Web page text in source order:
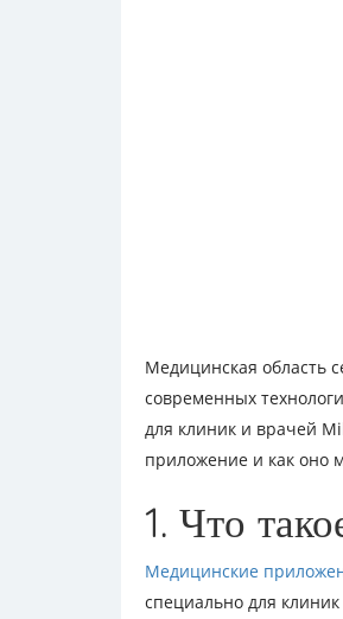
Медицинская область
современных
для клиник и врачей
приложение и как оно
1. Что
Медицинские
специально для